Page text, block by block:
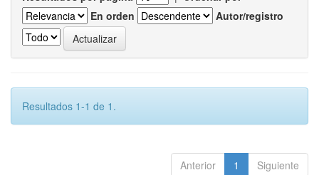
En orden
Autor/registro
Resultados 1-1 de 1.
Anterior 1 Siguiente